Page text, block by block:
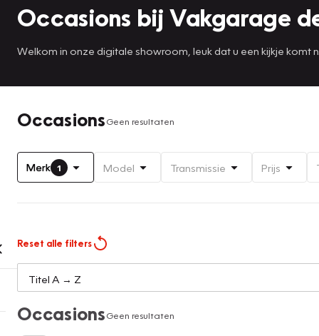
Occasions bij Vakgarage
Welkom in onze digitale showroom, leuk dat u een kijkje komt
OccasionsGeen resultaten
Merk 1 Model Transmissie Prijs
Reset alle filters
OccasionsGeen resultaten